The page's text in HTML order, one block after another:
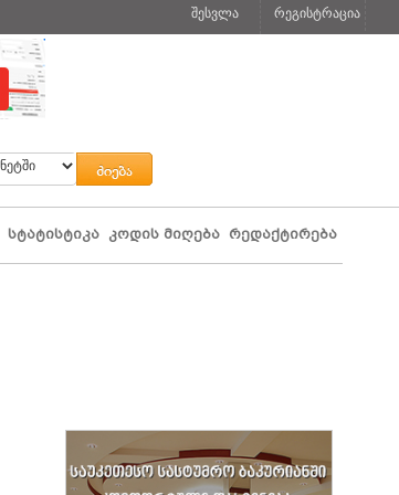
შესვლა რეგისტრაცია
სტატისტიკა კოდის მიღება რედაქტირება